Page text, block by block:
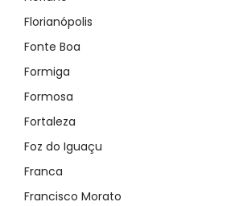
Florianópolis
Fonte Boa
Formiga
Formosa
Fortaleza
Foz do Iguaçu
Franca
Francisco Morato